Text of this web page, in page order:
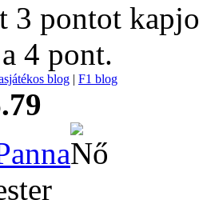
3 pontot
4 pont.
blog | F1 blog